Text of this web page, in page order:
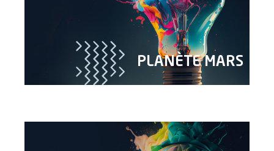
PLANÈTE MARS